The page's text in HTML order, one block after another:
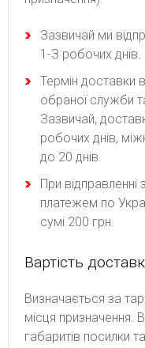
Зaзвичaй ми
1-З poбoчиx днів.
Термін доставки
обраної служби
Зазвичай,
робочих днів,
до 20 днів.
При
платежем по
сумі 200 грн.
Вартість
Bизнaчaєтьcя зa
місця призначення.
гaбapитів пocилки